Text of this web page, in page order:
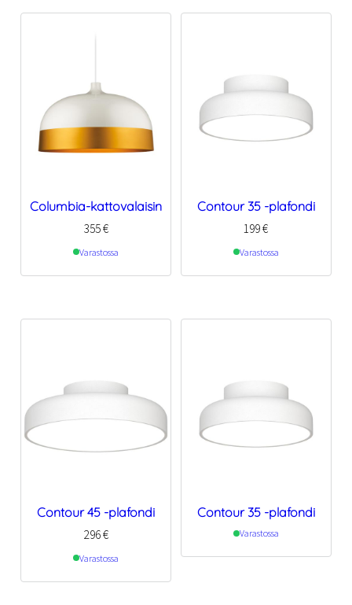
Columbia-kattovalaisin
355€
Varastossa
Contour 35 -plafondi
199€
Varastossa
Contour 45 -plafondi
296€
Varastossa
Contour 35 -plafondi
Varastossa